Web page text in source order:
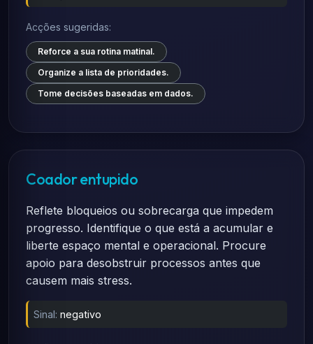
Acções sugeridas:
Reforce a sua rotina matinal.
Organize a lista de prioridades.
Tome decisões baseadas em dados.
Coador entupido
Reflete bloqueios ou sobrecarga que impedem
progresso. Identifique o que está a acumular e
liberte espaço mental e operacional. Procure
apoio para desobstruir processos antes que
causem mais stress.
Sinal: negativo